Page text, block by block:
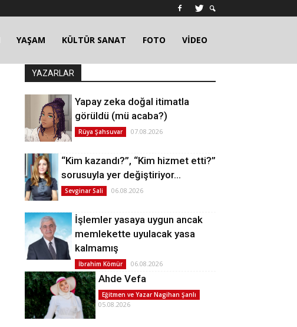
YAŞAM KÜLTÜR SANAT FOTO VİDEO
YAZARLAR
Yapay zeka doğal itimatla
görüldü (mü acaba?)
Rüya Şahsuvar 07.08.2026
“Kim kazandı?”, “Kim hizmet etti?”
sorusuyla yer değiştiriyor…
Sevginar Sali 06.08.2026
İşlemler yasaya uygun ancak
memlekette uyulacak yasa
kalmamış
İbrahim Kömür 06.08.2026
Ahde Vefa
Eğitmen ve Yazar Nagihan Şanlı
05.08.2026